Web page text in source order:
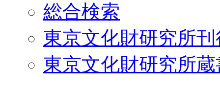
総合検索
東京文化財研究所
東京文化財研究所